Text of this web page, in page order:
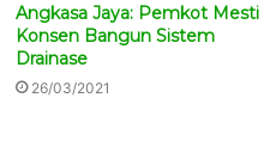
Angkasa Jaya: Pemkot Mesti
Konsen Bangun Sistem
Drainase
26/03/2021